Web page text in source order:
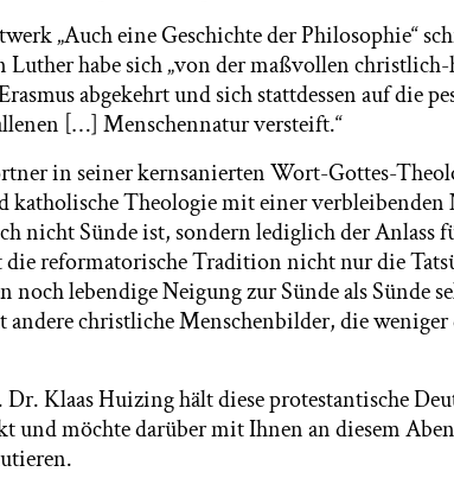
„Auch eine Geschichte der Philosophie“
Luther habe sich „von der maßvollen
abgekehrt und sich stattdessen auf die
[…] Menschennatur versteift.“
in seiner kernsanierten Wort-Gottes-
katholische Theologie mit einer verbleibenden
nicht Sünde ist, sondern lediglich der Anlass
die reformatorische Tradition nicht nur die
lebendige Neigung zur Sünde als Sünde
andere christliche Menschenbilder, die
Klaas Huizing hält diese protestantische
und möchte darüber mit Ihnen an diesem